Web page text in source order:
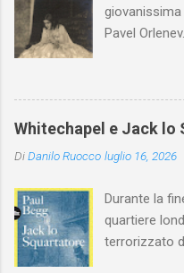
Pavel
l'arte della
maturità ed
Whitechapel e Jack lo
DiDanilo Ruocco luglio 16, 2026
Durante la
quartiere
terrorizzato